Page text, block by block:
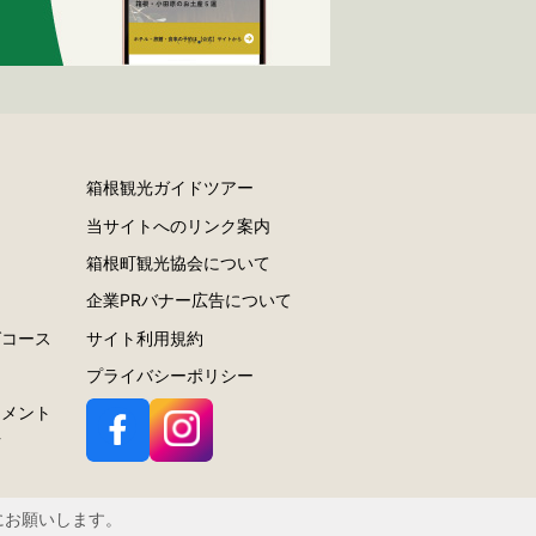
ース
ント
箱根観光ガイドツアー
当サイトへのリンク案内
箱根町観光協会について
企業PRバナー広告について
サイト利用規約
プライバシーポリシー
願いします。